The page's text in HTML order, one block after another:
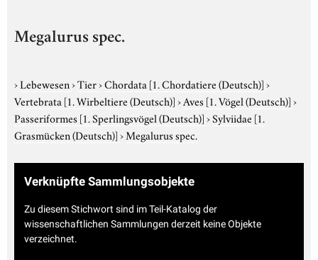
Megalurus spec.
›Lebewesen›Tier›Chordata [1. Chordatiere (Deutsch)]›
Vertebrata [1. Wirbeltiere (Deutsch)]›Aves [1. Vögel (Deutsch)]›
Passeriformes [1. Sperlingsvögel (Deutsch)]›Sylviidae [1.
Grasmücken (Deutsch)]›Megalurus spec.
Verknüpfte Sammlungsobjekte
Zu diesem Stichwort sind im Teil-Katalog der
wissenschaftlichen Sammlungen derzeit keine Objekte
verzeichnet.